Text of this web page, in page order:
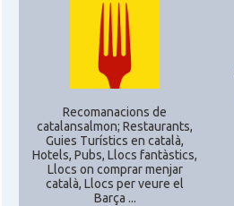
Recomanacions de
catalansalmon; Restaurants,
Guies Turístics en català,
Hotels, Pubs, Llocs fantàstics,
Llocs on comprar menjar
català, Llocs per veure el
Barça ...